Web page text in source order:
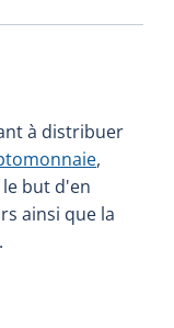
à distribuer
,
but d'en
ainsi que la